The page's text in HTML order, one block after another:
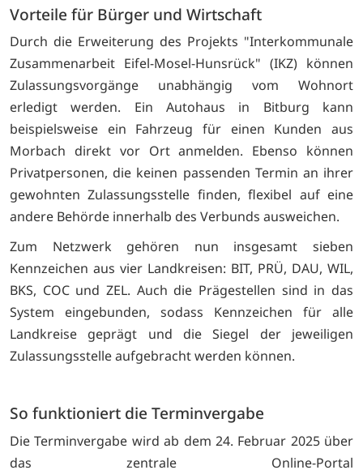
Vorteile für Bürger und Wirtschaft
Durch die Erweiterung des Projekts "Interkommunale
Zusammenarbeit Eifel-Mosel-Hunsrück" (IKZ) können
Zulassungsvorgänge unabhängig vom Wohnort
erledigt werden. Ein Autohaus in Bitburg kann
beispielsweise ein Fahrzeug für einen Kunden aus
Morbach direkt vor Ort anmelden. Ebenso können
Privatpersonen, die keinen passenden Termin an ihrer
gewohnten Zulassungsstelle finden, flexibel auf eine
andere Behörde innerhalb des Verbunds ausweichen.
Zum Netzwerk gehören nun insgesamt sieben
Kennzeichen aus vier Landkreisen: BIT, PRÜ, DAU, WIL,
BKS, COC und ZEL. Auch die Prägestellen sind in das
System eingebunden, sodass Kennzeichen für alle
Landkreise geprägt und die Siegel der jeweiligen
Zulassungsstelle aufgebracht werden können.
So funktioniert die Terminvergabe
Die Terminvergabe wird ab dem 24. Februar 2025 über
das zentrale Online-Portal